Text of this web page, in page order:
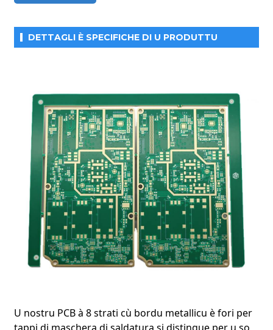
DETTAGLI È SPECIFICHE DI U PRODUTTU
U nostru PCB à 8 strati cù bordu metallicu è fori per
qualità cum'è FR-4 è TG170, un cuntrollu precisu di
l'impedenza è un rinforzu di i bordi metallichi, questi PCB